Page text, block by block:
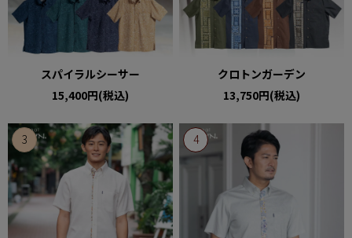
スパイラルシーサー
15,400円(税込)
クロトンガーデン
13,750円(税込)